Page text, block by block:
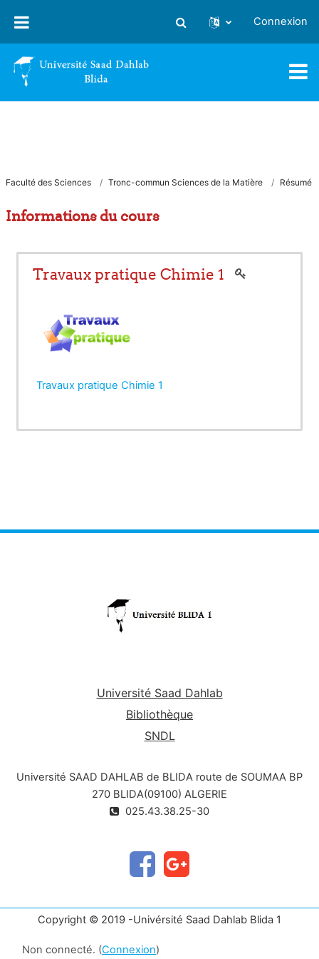
Activer/désactiver la saisie
Connexion
Faculté des Sciences Tronc-commun Sciences de la Matière Résumé
Informations du cours
Travaux pratique Chimie 1
Travaux pratique Chimie 1
Université Saad Dahlab
Bibliothèque
SNDL
Université SAAD DAHLAB de BLIDA route de SOUMAA BP
270 BLIDA(09100) ALGERIE
025.43.38.25-30
Copyright © 2019 -Univérsité Saad Dahlab Blida 1
Non connecté. (Connexion)